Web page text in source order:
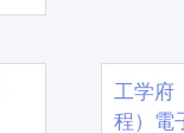
工学
程）電